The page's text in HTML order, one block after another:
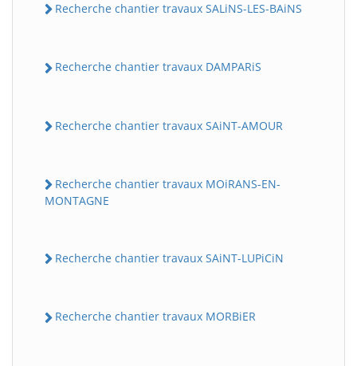
Recherche chantier travaux SALiNS-LES-BAiNS
Recherche chantier travaux DAMPARiS
Recherche chantier travaux SAiNT-AMOUR
Recherche chantier travaux MOiRANS-EN-
MONTAGNE
Recherche chantier travaux SAiNT-LUPiCiN
Recherche chantier travaux MORBiER